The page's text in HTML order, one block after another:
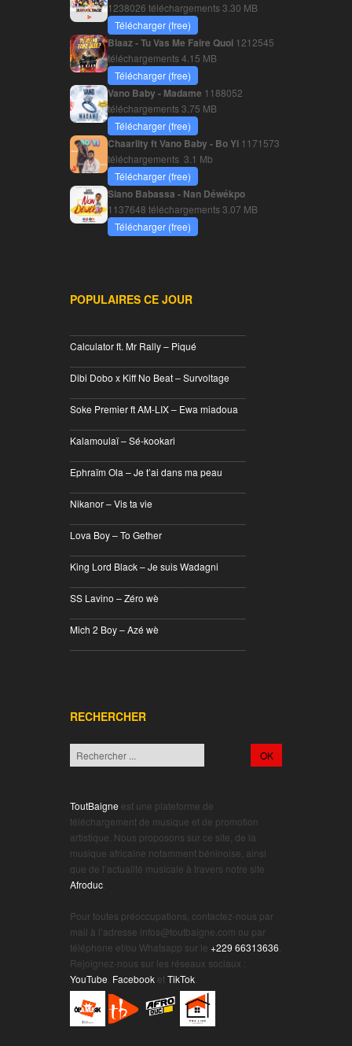
1238026 téléchargements3.30 MB
Télécharger (free)
Blaaz - Tu Vas Me Faire Quoi 1212545
téléchargements4.15 MB
Télécharger (free)
Vano Baby - Madame 1188052
téléchargements3.75 MB
Télécharger (free)
Chaarlity ft Vano Baby - Bo Yi 1171573
téléchargements 3.1 Mb
Télécharger (free)
Siano Babassa - Nan Déwékpo
1137648 téléchargements3.07 MB
Télécharger (free)
POPULAIRES CE JOUR
Calculator ft. Mr Rally – Piqué
Dibi Dobo x Kiff No Beat – Survoltage
Soke Premier ft AM-LIX – Ewa miadoua
Kalamoulaï – Sé-kookari
Ephraïm Ola – Je t’ai dans ma peau
Nikanor – Vis ta vie
Lova Boy – To Gether
King Lord Black – Je suis Wadagni
SS Lavino – Zéro wè
Mich 2 Boy – Azé wè
RECHERCHER
ToutBaigne est une plateforme de
téléchargement de musique et de promotion
artistique. Nous proposons sur ce site, de la
musique africaine notamment béninoise, ainsi
que de l’actualité musicale à travers notre site
Afroduc
Pour toutes préoccupations, contactez-nous par
mail à l’adresse infos@toutbaigne.com ou par
téléphone et/ou Whatsapp sur le +229 66313636
Rejoignez-nous sur les réseaux sociaux :
YouTube Facebook etTikTok